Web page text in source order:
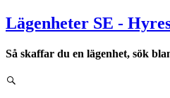
Lägenheter SE -
Så skaffar du en lägenhet, sök